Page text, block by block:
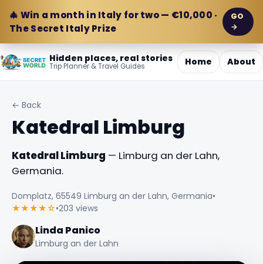
🎄 Win a month in Italy for two — €10,000 ·
The Secret Italy Prize
GO
→
Hidden places, real stories
Trip Planner & Travel Guides Home About
← Back
Katedral Limburg
Katedral Limburg — Limburg an der Lahn,
Germania.
Domplatz, 65549 Limburg an der Lahn, Germania•
★★★★☆•203 views
Linda Panico
Limburg an der Lahn